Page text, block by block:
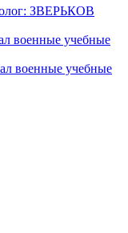
ЗВЕРЬКОВ
военные учебные
военные учебные